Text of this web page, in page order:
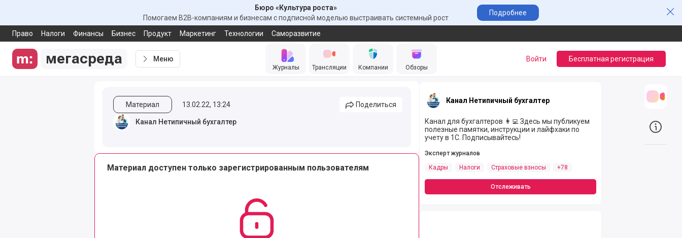
Бюро «Культура роста»
Помогаем B2B-компаниям и бизнесам с подписной моделью выстраивать системный рост
Подробнее
Право Налоги Финансы Бизнес Продукт Маркетинг Технологии Саморазвитие
мегасреда Меню
Журналы Трансляции Компании Обзоры
Войти Бесплатная регистрация
Материал 13.02.22, 13:24 Поделиться
Канал Нетипичный бухгалтер
Материал доступен только зарегистрированным пользователям
Канал Нетипичный бухгалтер
Канал для бухгалтеров 👩‍💻 Здесь мы публикуем
полезные памятки, инструкции и лайфхаки по
учету в 1С. Подписывайтесь!
Эксперт журналов
Кадры
Налоги Страховые взносы +78
Отслеживать
О